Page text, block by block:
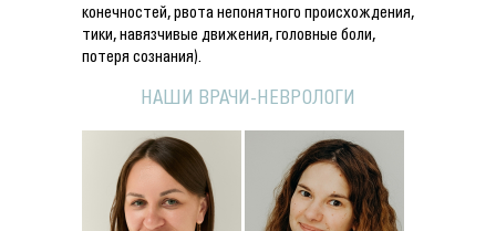
конечностей, рвота непонятного происхождения,
тики, навязчивые движения, головные боли,
потеря сознания).
НАШИ ВРАЧИ-НЕВРОЛОГИ